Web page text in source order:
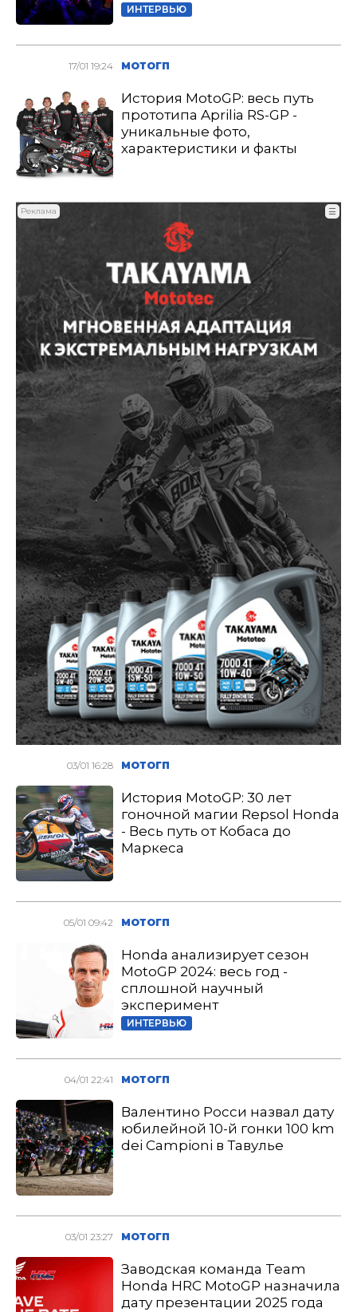
ИНТЕРВЬЮ
17/01 19:24 МОТОГП
История MotoGP: весь путь
прототипа Aprilia RS-GP -
уникальные фото,
характеристики и факты
Реклама ☰
03/01 16:28 МОТОГП
История MotoGP: 30 лет
гоночной магии Repsol Honda
- Весь путь от Кобаса до
Маркеса
05/01 09:42 МОТОГП
Honda анализирует сезон
MotoGP 2024: весь год -
сплошной научный
эксперимент
ИНТЕРВЬЮ
04/01 22:41 МОТОГП
Валентино Росси назвал дату
юбилейной 10-й гонки 100 km
dei Campioni в Тавулье
03/01 23:27 МОТОГП
Заводская команда Team
Honda HRC MotoGP назначила
дату презентации 2025 года